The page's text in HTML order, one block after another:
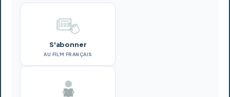
S'abonner
AU FILM FRANÇAIS